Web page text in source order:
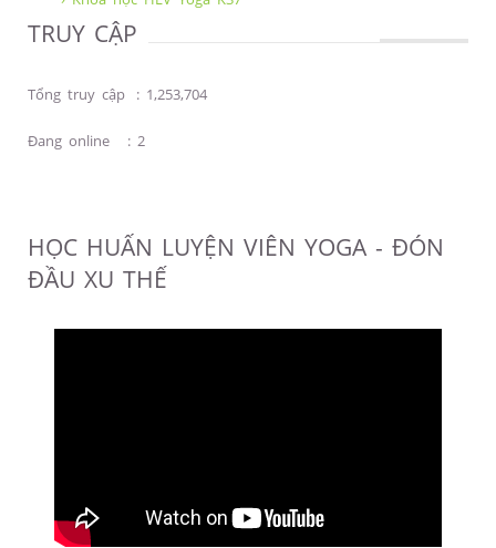
TRUY CẬP
Tổng truy cập : 1,253,704
Đang online : 2
HỌC HUẤN LUYỆN VIÊN YOGA - ĐÓN
ĐẦU XU THẾ